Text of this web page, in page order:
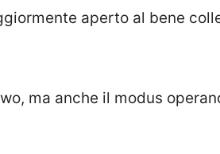
aperto al bene
ma anche il modus